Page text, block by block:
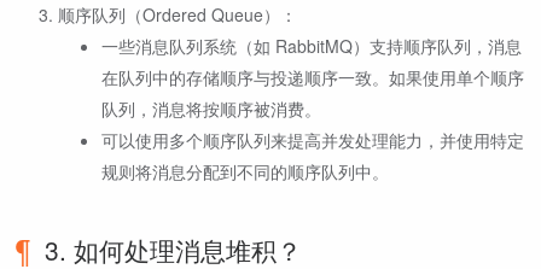
顺序队列（Ordered Queue）：
一些消息队列系统（如 RabbitMQ）支持顺序队列，消息
在队列中的存储顺序与投递顺序一致。如果使用单个顺序
队列，消息将按顺序被消费。
可以使用多个顺序队列来提高并发处理能力，并使用特定
规则将消息分配到不同的顺序队列中。
3. 如何处理消息堆积？